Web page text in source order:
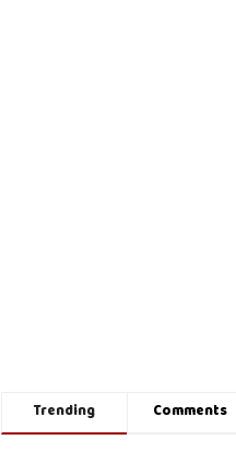
Trending Comments